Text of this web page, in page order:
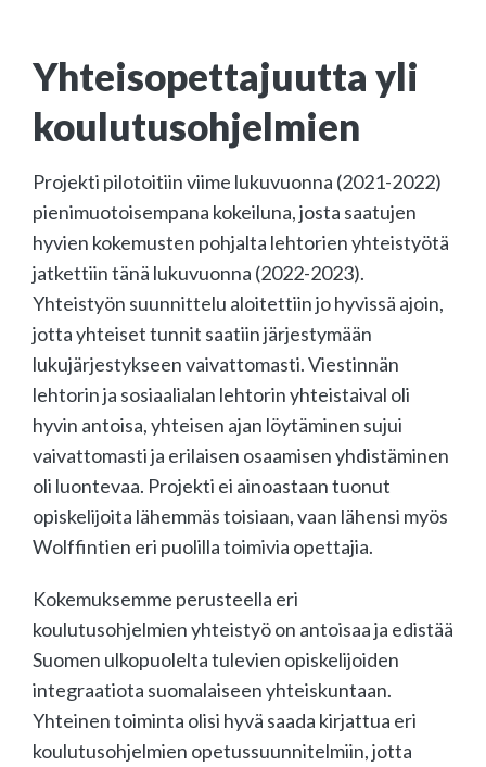
Yhteisopettajuutta yli
koulutusohjelmien
Projekti pilotoitiin viime lukuvuonna (2021-2022)
pienimuotoisempana kokeiluna, josta saatujen
hyvien kokemusten pohjalta lehtorien yhteistyötä
jatkettiin tänä lukuvuonna (2022-2023).
Yhteistyön suunnittelu aloitettiin jo hyvissä ajoin,
jotta yhteiset tunnit saatiin järjestymään
lukujärjestykseen vaivattomasti. Viestinnän
lehtorin ja sosiaalialan lehtorin yhteistaival oli
hyvin antoisa, yhteisen ajan löytäminen sujui
vaivattomasti ja erilaisen osaamisen yhdistäminen
oli luontevaa. Projekti ei ainoastaan tuonut
opiskelijoita lähemmäs toisiaan, vaan lähensi myös
Wolffintien eri puolilla toimivia opettajia.
Kokemuksemme perusteella eri
koulutusohjelmien yhteistyö on antoisaa ja edistää
Suomen ulkopuolelta tulevien opiskelijoiden
integraatiota suomalaiseen yhteiskuntaan.
Yhteinen toiminta olisi hyvä saada kirjattua eri
koulutusohjelmien opetussuunnitelmiin, jotta